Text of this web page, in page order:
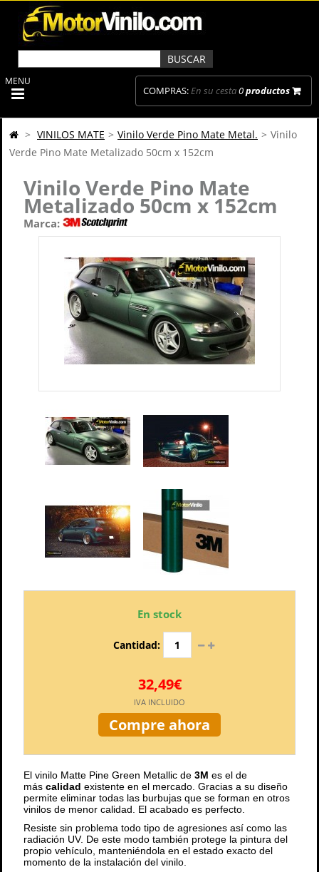
COMPRAS:En su cesta0productos
MENU
> VINILOS MATE > Vinilo Verde Pino Mate Metal. > Vinilo
Verde Pino Mate Metalizado 50cm x 152cm
Vinilo Verde Pino Mate
Metalizado 50cm x 152cm
Marca:
En stock
Cantidad:
32,49€
IVA INCLUIDO
Compre ahora
El vinilo Matte Pine Green Metallic de 3M es el de
más calidad existente en el mercado. Gracias a su diseño
permite eliminar todas las burbujas que se forman en otros
vinilos de menor calidad. El acabado es perfecto.
Resiste sin problema todo tipo de agresiones así como las
radiación UV. De este modo también protege la pintura del
propio vehículo, manteniéndola en el estado exacto del
momento de la instalación del vinilo.